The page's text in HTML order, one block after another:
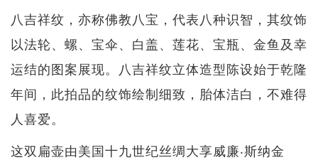
八吉祥纹，亦称佛教八宝，代表八种识智，其纹饰
以法轮、螺、宝伞、白盖、莲花、宝瓶、金鱼及幸
运结的图案展现。八吉祥纹立体造型陈设始于乾隆
年间，此拍品的纹饰绘制细致，胎体洁白，不难得
人喜爱。
这双扁壶由美国十九世纪丝绸大享威廉‧斯纳金